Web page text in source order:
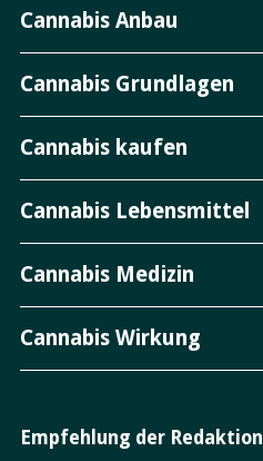
Cannabis Anbau
Cannabis Grundlagen
Cannabis kaufen
Cannabis Lebensmittel
Cannabis Medizin
Cannabis Wirkung
Empfehlung der Redaktion